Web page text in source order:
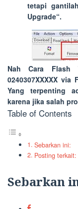
tetapi
Upgrade“.
Nah Cara Flash
0240307XXXXX
Yang terpenting
karena jika salah
Table of Contents
Sebarkan ini:
Posting terkait:
Sebarkan